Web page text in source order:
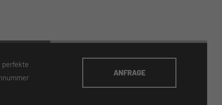
ANFRAGE